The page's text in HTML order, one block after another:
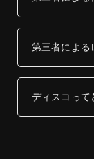
第三者による
ディスコって